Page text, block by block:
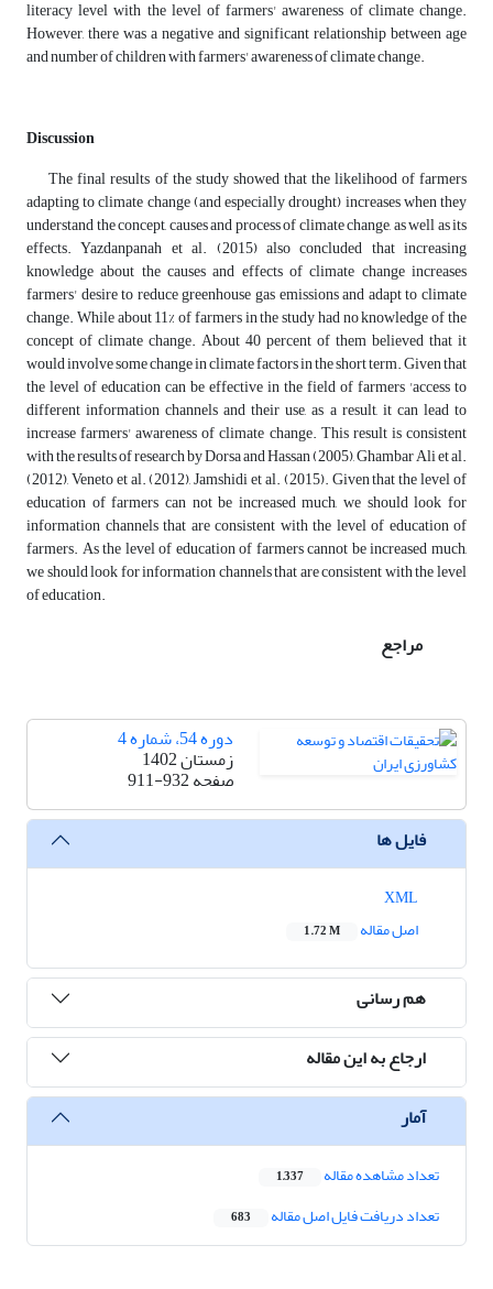
literacy level with the level of farmers' awareness of climate change.
However, there was a negative and significant relationship between age
and number of children with farmers' awareness of climate change.
Discussion
The final results of the study showed that the likelihood of farmers
adapting to climate change (and especially drought) increases when they
understand the concept, causes and process of climate change, as well as its
effects. Yazdanpanah et al. (2015) also concluded that increasing
knowledge about the causes and effects of climate change increases
farmers' desire to reduce greenhouse gas emissions and adapt to climate
change. While about 11% of farmers in the study had no knowledge of the
concept of climate change. About 40 percent of them believed that it
would involve some change in climate factors in the short term. Given that
the level of education can be effective in the field of farmers 'access to
different information channels and their use, as a result, it can lead to
increase farmers' awareness of climate change. This result is consistent
with the results of research by Dorsa and Hassan (2005), Ghambar Ali et al.
(2012), Veneto et al. (2012), Jamshidi et al. (2015). Given that the level of
education of farmers can not be increased much, we should look for
information channels that are consistent with the level of education of
farmers. As the level of education of farmers cannot be increased much,
we should look for information channels that are consistent with the level
of education.
مراجع
دوره 54، شماره 4
زمستان 1402
صفحه911-932
فایل ها
اصل مقاله
1.72 M
هم رسانی
ارجاع به این مقاله
آمار
تعداد مشاهده مقاله 1,337
تعداد دریافت فایل اصل مقاله 683